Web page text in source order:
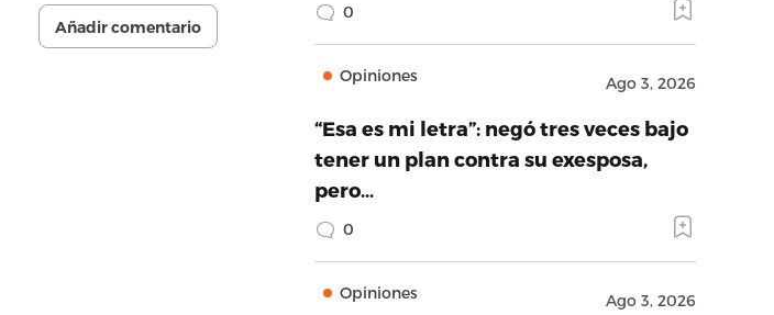
Añadir comentario
0
Opiniones Ago 3, 2026
“Esa es mi letra”: negó tres veces bajo
tener un plan contra su exesposa,
pero…
0
Opiniones Ago 3, 2026